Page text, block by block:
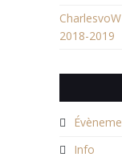
CharlesvoW
2018-2019
Info